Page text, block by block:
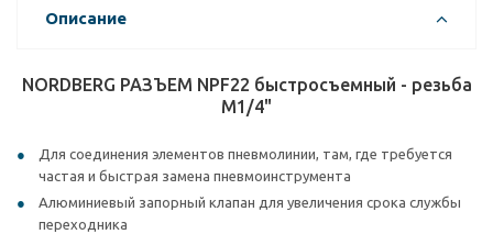
Описание
NORDBERG РАЗЪЕМ NPF22 быстросъемный - резьба
M1/4"
Для соединения элементов пневмолинии, там, где требуется
частая и быстрая замена пневмоинструмента
Алюминиевый запорный клапан для увеличения срока службы
переходника